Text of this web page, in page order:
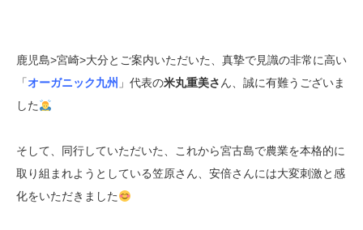
鹿児島>宮崎>大分とご案内いただいた、真摯で見識の非常に高い
「オーガニック九州 」代表の米丸重美さ ん、誠に有難うございま
した
そして、同行していただいた、これから宮古島で農業を本格的に
取り組まれようとしている笠原さん、安倍さんには大変刺激と感
化をいただきました